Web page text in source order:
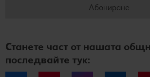
Абониране
Станете част от нашата
последвайте тук: